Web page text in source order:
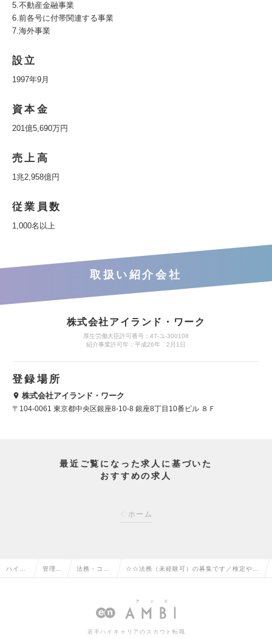
5.不動産金融事業
6.前各号に付帯関連する事業
7.海外事業
設立
1997年9月
資本金
201億5,690万円
売上高
1兆2,958億円
従業員数
1,000名以上
取扱い紹介会社
株式会社アイランド・ワーク
厚生労働大臣許可番号：47-ユ-300108
紹介事業許可年：平成26年 2月1日
登録場所
株式会社アイランド・ワーク
〒104-0061 東京都中央区銀座8-10-8 銀座8丁目10番ビル ８Ｆ
最近ご覧になった求人に基づいた
おすすめの求人
ホーム
ハイク 管理部 法務・コン
スの転職
☆☆法務（未経験可）の募集です／検定や資
ム上場企業ですの求人情報
若手ハイキャリアのスカウト転職